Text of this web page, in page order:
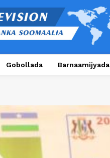
Gobollada Barnaamijyada